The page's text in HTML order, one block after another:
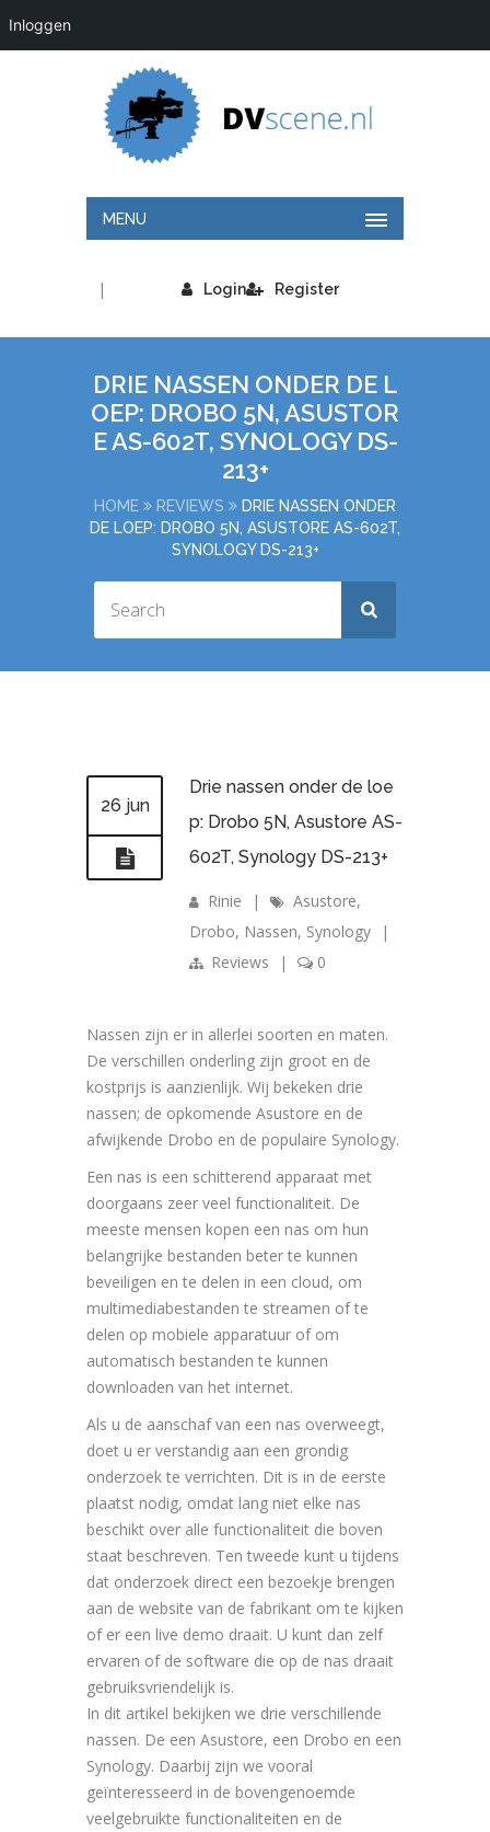
Inloggen
MENU
Login
| Register
DRIE NASSEN ONDER DE L
OEP: DROBO 5N, ASUSTOR
E AS-602T, SYNOLOGY DS-
213+
HOME REVIEWS
DRIE NASSEN ONDER
DE LOEP: DROBO 5N, ASUSTORE AS-602T,
SYNOLOGY DS-213+
26 jun
Drie nassen onder de loe
p: Drobo 5N, Asustore AS-
602T, Synology DS-213+
Rinie | Asustore,
Drobo, Nassen, Synology
|
Reviews
| 0
Nassen zijn er in allerlei soorten en maten.
De verschillen onderling zijn groot en de
kostprijs is aanzienlijk. Wij bekeken drie
nassen; de opkomende Asustore en de
afwijkende Drobo en de populaire Synology.
Een nas is een schitterend apparaat met
doorgaans zeer veel functionaliteit. De
meeste mensen kopen een nas om hun
belangrijke bestanden beter te kunnen
beveiligen en te delen in een cloud, om
multimediabestanden te streamen of te
delen op mobiele apparatuur of om
automatisch bestanden te kunnen
downloaden van het internet.
Als u de aanschaf van een nas overweegt,
doet u er verstandig aan een grondig
onderzoek te verrichten. Dit is in de eerste
plaatst nodig, omdat lang niet elke nas
beschikt over alle functionaliteit die boven
staat beschreven. Ten tweede kunt u tijdens
dat onderzoek direct een bezoekje brengen
aan de website van de fabrikant om te kijken
of er een live demo draait. U kunt dan zelf
ervaren of de software die op de nas draait
gebruiksvriendelijk is.
In dit artikel bekijken we drie verschillende
nassen. De een Asustore, een Drobo en een
Synology. Daarbij zijn we vooral
geïnteresseerd in de bovengenoemde
veelgebruikte functionaliteiten en de